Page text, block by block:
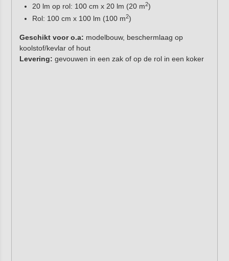
20 lm op rol: 100 cm x 20 lm (20 m2)
Rol: 100 cm x 100 lm (100 m2)
Geschikt voor o.a: modelbouw, beschermlaag op
koolstof/kevlar of hout
Levering: gevouwen in een zak of op de rol in een koker